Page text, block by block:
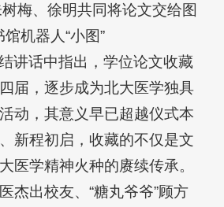
梅、徐明共同将论文交给图
馆机器人“小图”
讲话中指出，学位论文收藏
届，逐步成为北大医学独具
动，其意义早已超越仪式本
新程初启，收藏的不仅是文
医学精神火种的赓续传承。
杰出校友、“糖丸爷爷”顾方